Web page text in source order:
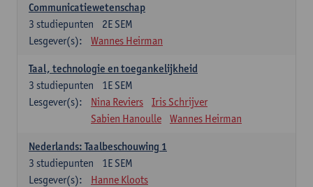
Communicatiewetenschap
2E SEM
3 studiepunten
Lesgever(s):
Wannes Heirman
Taal, technologie en toegankelijkheid
1E SEM
3 studiepunten
Lesgever(s):
Nina Reviers
Iris Schrijver
Sabien Hanoulle
Wannes Heirman
Nederlands: Taalbeschouwing 1
1E SEM
3 studiepunten
Lesgever(s):
Hanne Kloots